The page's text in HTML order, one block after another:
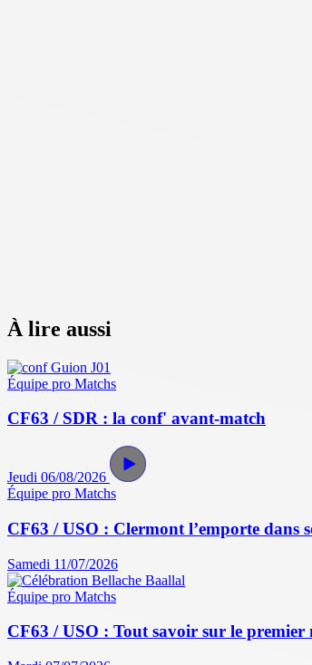
À lire aussi
Équipe pro Matchs
CF63 / SDR : la conf' avant-match
Jeudi 06/08/2026
Équipe pro Matchs
CF63 / USO : Clermont l’emporte dans
Samedi 11/07/2026
Équipe pro Matchs
CF63 / USO : Tout savoir sur le premier